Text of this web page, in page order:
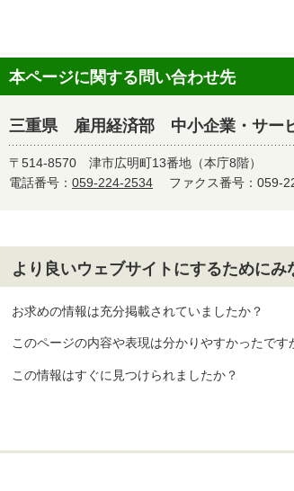
本ページに関する問い合わせ先
三重県 雇用経済部 中小企業・サー
〒514-8570 津市広明町13番地（本庁8階）
電話番号： 059-224-2534 ファクス番号：059-
より良いウェブサイトにするために
お求めの情報は充分掲載されていましたか？
このページの内容や表現は分かりやすかったです
この情報はすぐに見つけられましたか？